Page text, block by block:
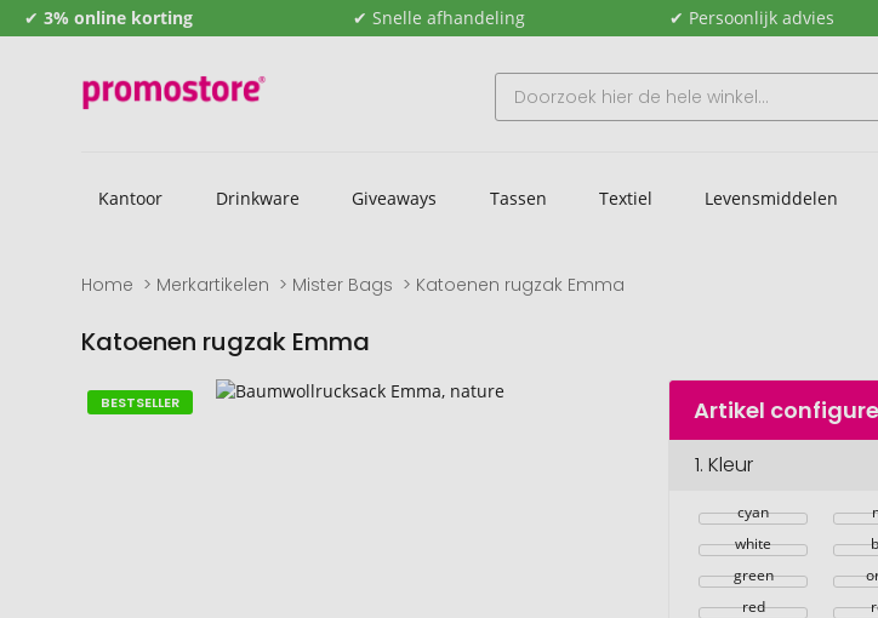
✔ 3% online korting ✔ Snelle afhandeling ✔ Persoonlijk advies
Kantoor Drinkware Giveaways Tassen Textiel Levensmiddelen
Home Merkartikelen Mister Bags Katoenen rugzak Emma
Katoenen rugzak Emma
Naar
het
Naar
het
BESTSELLER Artikel
1.Kleur
cyan
white
green
red